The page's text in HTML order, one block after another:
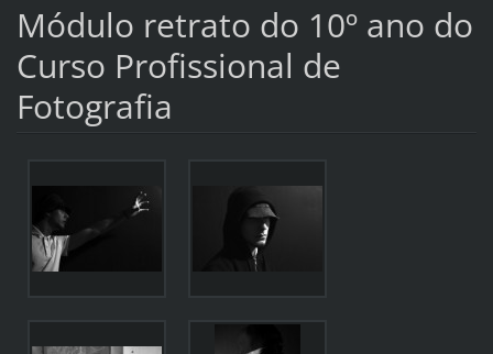
Módulo retrato do 10º ano do
Curso Profissional de
Fotografia